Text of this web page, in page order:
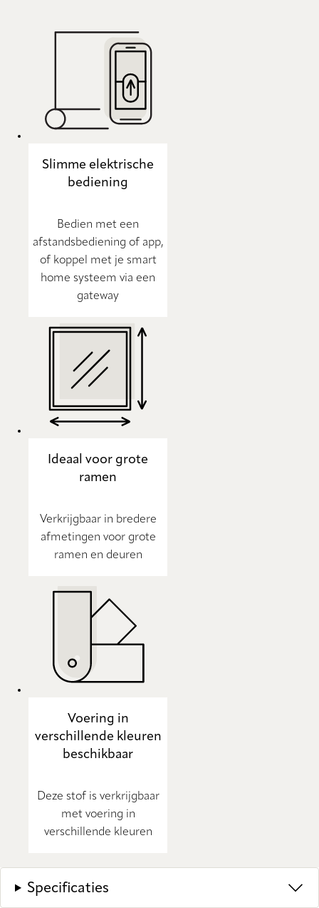
Slimme elektrische
bediening
Bedien met een
afstandsbediening of app,
of koppel met je smart
home systeem via een
gateway
Ideaal voor grote
ramen
Verkrijgbaar in bredere
afmetingen voor grote
ramen en deuren
Voering in
verschillende kleuren
beschikbaar
Deze stof is verkrijgbaar
met voering in
verschillende kleuren
Specificaties